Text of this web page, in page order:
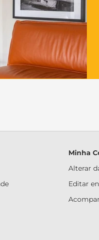
Minha
Alterar
Editar